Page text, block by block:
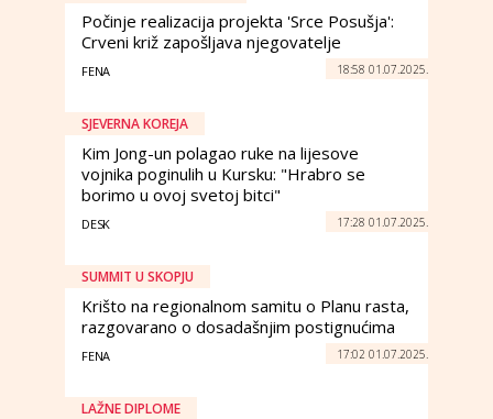
Počinje realizacija projekta 'Srce Posušja':
Crveni križ zapošljava njegovatelje
FENA 18:58 01.07.2025.
SJEVERNA KOREJA
Kim Jong-un polagao ruke na lijesove
vojnika poginulih u Kursku: "Hrabro se
borimo u ovoj svetoj bitci"
DESK 17:28 01.07.2025.
SUMMIT U SKOPJU
Krišto na regionalnom samitu o Planu rasta,
razgovarano o dosadašnjim postignućima
FENA 17:02 01.07.2025.
LAŽNE DIPLOME